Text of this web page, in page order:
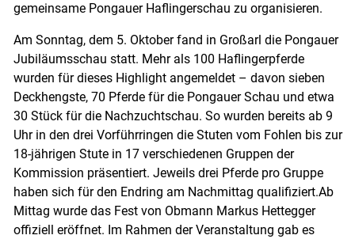
gemeinsame Pongauer Haflingerschau zu organisieren.
Am Sonntag, dem 5. Oktober fand in Großarl die Pongauer
Jubiläumsschau statt. Mehr als 100 Haflingerpferde
wurden für dieses Highlight angemeldet – davon sieben
Deckhengste, 70 Pferde für die Pongauer Schau und etwa
30 Stück für die Nachzuchtschau. So wurden bereits ab 9
Uhr in den drei Vorführringen die Stuten vom Fohlen bis zur
18-jährigen Stute in 17 verschiedenen Gruppen der
Kommission präsentiert. Jeweils drei Pferde pro Gruppe
haben sich für den Endring am Nachmittag qualifiziert.Ab
Mittag wurde das Fest von Obmann Markus Hettegger
offiziell eröffnet. Im Rahmen der Veranstaltung gab es